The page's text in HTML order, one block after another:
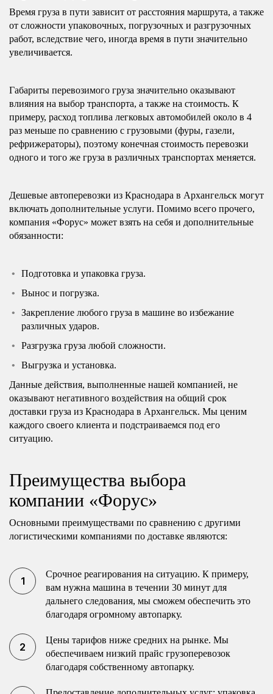
Время груза в пути зависит от расстояния маршрута, а также
от сложности упаковочных, погрузочных и разгрузочных
работ, вследствие чего, иногда время в пути значительно
увеличивается.
Габариты перевозимого груза значительно оказывают
влияния на выбор транспорта, а также на стоимость. К
примеру, расход топлива легковых автомобилей около в 4
раз меньше по сравнению с грузовыми (фуры, газели,
рефрижераторы), поэтому конечная стоимость перевозки
одного и того же груза в различных транспортах меняется.
Дешевые автоперевозки из Краснодара в Архангельск могут
включать дополнительные услуги. Помимо всего прочего,
компания «Форус» может взять на себя и дополнительные
обязанности:
Подготовка и упаковка груза.
Вынос и погрузка.
Закрепление любого груза в машине во избежание
различных ударов.
Разгрузка груза любой сложности.
Выгрузка и установка.
Данные действия, выполненные нашей компанией, не
оказывают негативного воздействия на общий срок
доставки груза из Краснодара в Архангельск. Мы ценим
каждого своего клиента и подстраиваемся под его
ситуацию.
Преимущества выбора
компании «Форус»
Основными преимуществами по сравнению с другими
логистическими компаниями по доставке являются:
Срочное реагирования на ситуацию. К примеру,
вам нужна машина в течении 30 минут для
дальнего следования, мы сможем обеспечить это
благодаря огромному автопарку.
Цены тарифов ниже средних на рынке. Мы
обеспечиваем низкий прайс грузоперевозок
благодаря собственному автопарку.